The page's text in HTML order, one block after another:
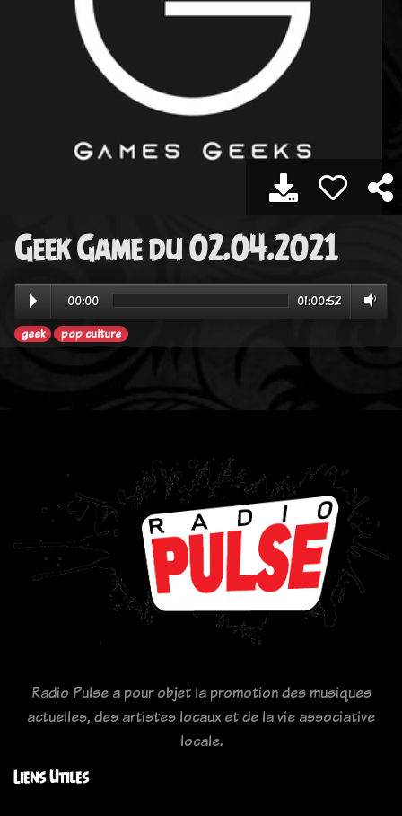
Geek Game du 02.04.2021
00:00 01:00:52
geek pop culture
Radio Pulse a pour objet la promotion des musiques
actuelles, des artistes locaux et de la vie associative
locale.
Liens Utiles